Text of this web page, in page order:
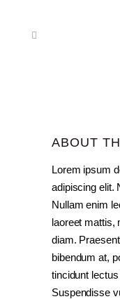
ABOUT
Lorem ipsum
adipiscing elit.
Nullam enim
laoreet mattis,
diam.
bibendum at,
tincidunt
Suspendisse